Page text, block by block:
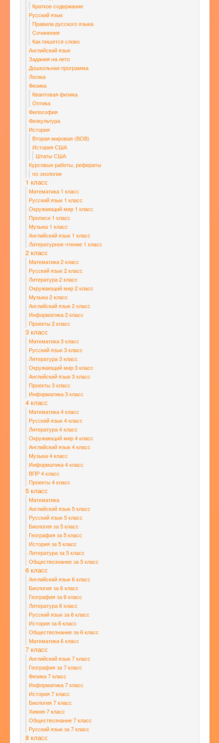
Краткое содержание
Русский язык
Правила русского языка
Сочинения
Как пишется слово
Английский язык
Задания на лето
Дошкольная программа
Логика
Физика
Квантовая физика
Оптика
Философия
Физкультура
История
Вторая мировая (ВОВ)
История США
Штаты США
Курсовые работы, рефераты
по экологии
1 класс
Математика 1 класс
Русский язык 1 класс
Окружающий мир 1 класс
Прописи 1 класс
Музыка 1 класс
Английский язык 1 класс
Литературное чтение 1 класс
2 класс
Математика 2 класс
Русский язык 2 класс
Литература 2 класс
Окружающий мир 2 класс
Музыка 2 класс
Английский язык 2 класс
Информатика 2 класс
Проекты 2 класс
3 класс
Математика 3 класс
Русский язык 3 класс
Литература 3 класс
Окружающий мир 3 класс
Английский язык 3 класс
Проекты 3 класс
Информатика 3 класс
4 класс
Математика 4 класс
Русский язык 4 класс
Литература 4 класс
Окружающий мир 4 класс
Английский язык 4 класс
Музыка 4 класс
Информатика 4 класс
ВПР 4 класс
Проекты 4 класс
5 класс
Математика
Английский язык 5 класс
Русский язык 5 класс
Биология за 5 класс
География за 5 класс
История за 5 класс
Литература за 5 класс
Обществознание за 5 класс
6 класс
Английский язык 6 класс
Биология за 6 класс
География за 6 класс
Литература 6 класс
Русский язык за 6 класс
История за 6 класс
Обществознание за 6 класс
Математика 6 класс
7 класс
Английский язык 7 класс
География за 7 класс
Физика 7 класс
Информатика 7 класс
История 7 класс
Биология 7 класс
Химия 7 класс
Обществознание 7 класс
Русский язык за 7 класс
8 класс